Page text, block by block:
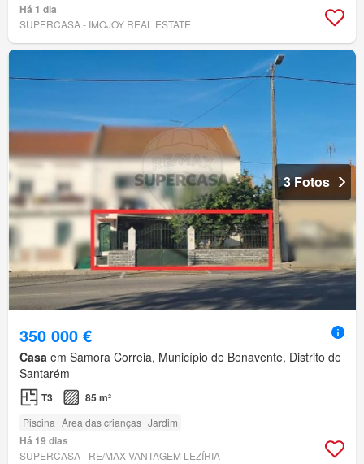
Há 1 dia
SUPERCASA - IMOJOY REAL ESTATE
3 Fotos
350 000 €
Casa em Samora Correia, Município de Benavente, Distrito de
Santarém
T3 85 m²
Piscina Área das crianças Jardim
Há 19 dias
SUPERCASA - RE/MAX VANTAGEM LEZÍRIA